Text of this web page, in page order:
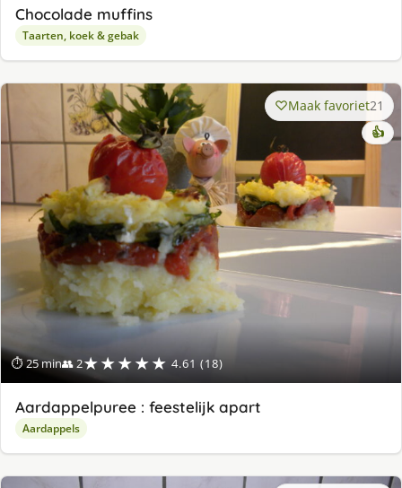
Chocolade muffins
Taarten, koek & gebak
⏱ 25 min👥 2★★★★★ 4.61 (18)
Maak favoriet21
👍
Aardappelpuree : feestelijk apart
Aardappels